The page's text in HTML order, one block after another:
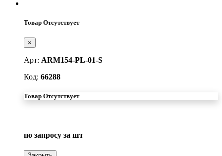
Товар Отсутствует
×
Арт: ARM154-PL-01-S
Код: 66288
Товар Отсутствует
по запросу за шт